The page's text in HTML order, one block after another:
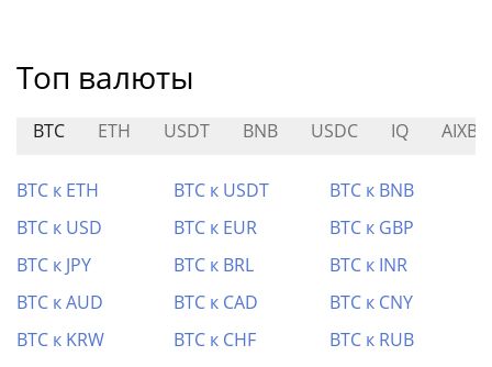
Топ валюты
BTC ETH USDT BNB USDC IQ AIXBT
BTC к ETH BTC к USDT
BTC к BNB
BTC к USD
BTC к EUR
BTC к GBP
BTC к JPY
BTC к BRL
BTC к INR
BTC к AUD
BTC к CAD
BTC к CNY
BTC к KRW
BTC к CHF BTC к RUB